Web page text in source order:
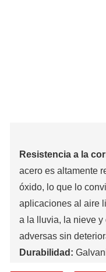
Resistencia a la
acero es altamente
óxido, lo que lo
aplicaciones al aire
a la lluvia, la nieve
adversas sin
Durabilidad: